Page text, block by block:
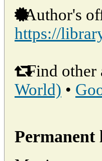
Author's
https://
Find other
World) •
Permanent